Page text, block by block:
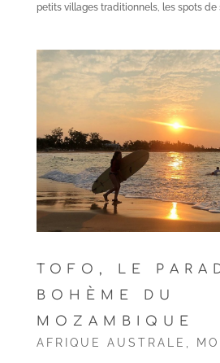
petits villages traditionnels, les spots de
TOFO, LE
BOHÈME DU
MOZAMBIQUE
AFRIQUE AUSTRALE